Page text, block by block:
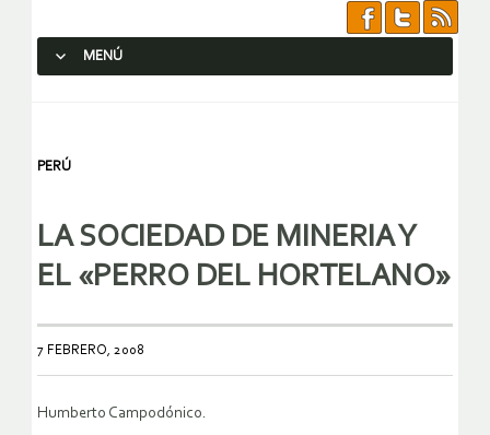
MENÚ
PERÚ
LA SOCIEDAD DE MINERIA Y
EL «PERRO DEL HORTELANO»
7 FEBRERO, 2008
Humberto Campodónico.